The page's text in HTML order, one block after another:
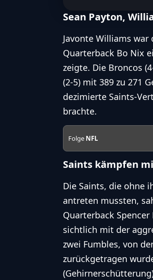
Sean Payton,
Javonte Williams
Quarterback Bo Nix
zeigte. Die Broncos
(2-5) mit 389 zu 271
dezimierte Saints-
brachte.
Folge NFL
Saints kämpfen
Die Saints, die ohne
antreten mussten,
Quarterback
sichtlich mit der
zwei Fumbles, von
zurückgetragen